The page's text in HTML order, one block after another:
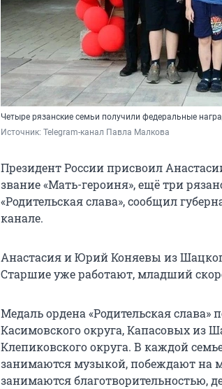
Четыре рязанские семьи получили федеральные
Источник: Telegram-канал Павла Малкова
Президент России присвоил
звание «Мать-героиня», ещё три
«Родительская слава», сообщил
канале.
Анастасия и Юрий Коняевы из
Старшие уже работают, младший
Медаль ордена «Родительская
Касимовского округа, Капасовых из
Клепиковского округа. В каждой
занимаются музыкой, побеждают на
занимаются благотворительностью,